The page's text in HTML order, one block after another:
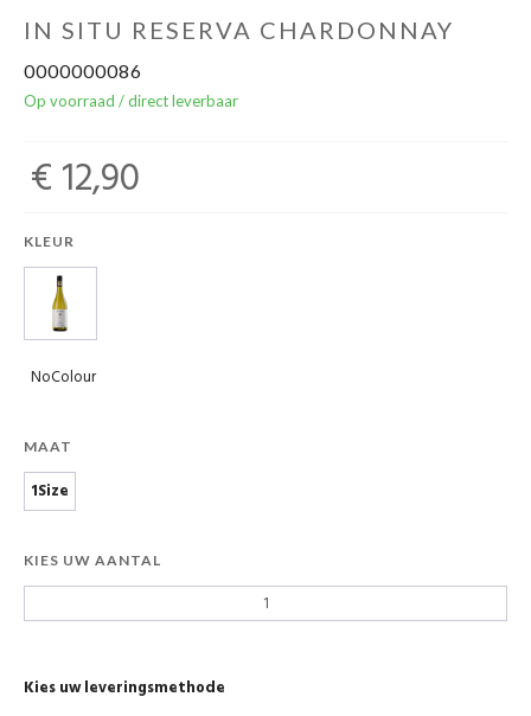
Geels Witteke De Maan's Jenever
IN SITU RESERVA CHARDONNAY
0000000086
Op voorraad / direct leverbaar
€ 12,90
KLEUR
NoColour
MAAT
1Size
KIES UW AANTAL
Kies uw leveringsmethode